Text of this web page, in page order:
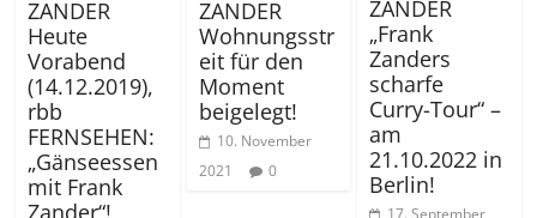
ZANDER
Heute
Vorabend
(14.12.2019),
rbb
FERNSEHEN:
„Gänseessen
mit Frank
Zander“!
ZANDER
Wohnungsstr
eit für den
Moment
beigelegt!
10. November
2021
0
ZANDER
„Frank
Zanders
scharfe
Curry-Tour“ –
am
21.10.2022 in
Berlin!
17. September